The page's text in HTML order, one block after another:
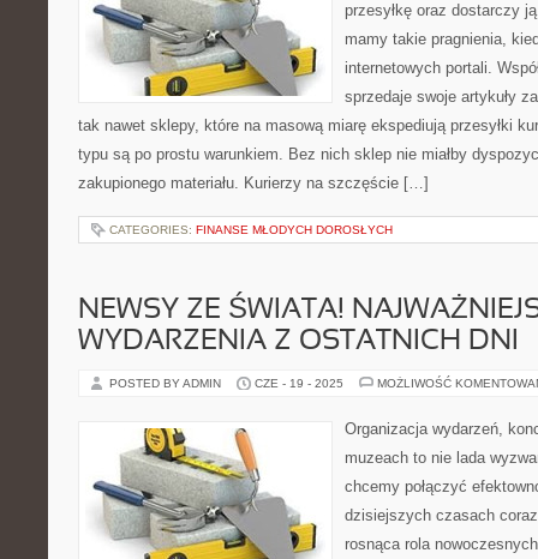
przesyłkę oraz dostarczy
mamy takie pragnienia,
internetowych portali.
sprzedaje swoje artykuły
tak nawet sklepy, które na masową miarę ekspediują przesyłki
typu są po prostu warunkiem. Bez nich sklep nie miałby
zakupionego materiału. Kurierzy na szczęście […]
CATEGORIES: FINANSE MŁODYCH DOROSŁYCH
NEWSY ZE ŚWIATA!
WYDARZENIA Z OSTATNICH DNI
POSTED BY ADMIN CZE - 19 - 2025 MOŻLIWOŚĆ
Organizacja wydarzeń,
muzeach to nie lada
chcemy połączyć
dzisiejszych czasach
rosnąca rola